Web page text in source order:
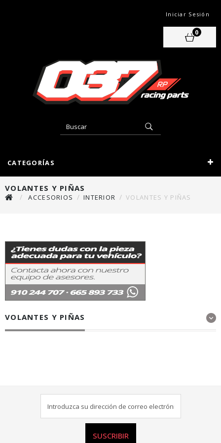
Iniciar Sesión
0
CATEGORÍAS
VOLANTES Y PIÑAS
ACCESORIOS INTERIOR VOLANTES Y PIÑAS
VOLANTES Y PIÑAS
SUSCRIBIR